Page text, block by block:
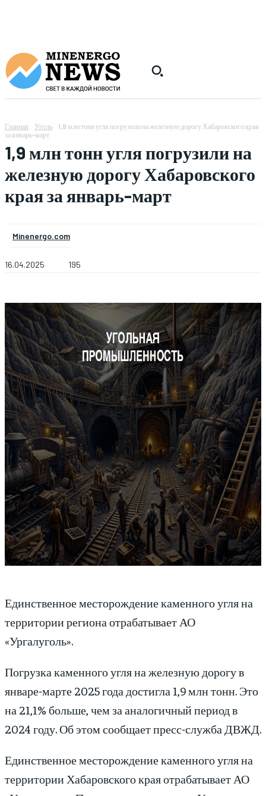
Главная Уголь
1,9 млн тонн угля погрузили на железную дорогу Хабаровского края
за январь-март
1,9 млн тонн угля погрузили на
железную дорогу Хабаровского
края за январь-март
Minenergo.com
16.04.2025 195
Единственное месторождение каменного угля на
территории региона отрабатывает АО
«Ургалуголь».
Погрузка каменного угля на железную дорогу в
январе-марте 2025 года достигла 1,9 млн тонн. Это
на 21,1% больше, чем за аналогичный период в
2024 году. Об этом сообщает пресс-служба ДВЖД.
Единственное месторождение каменного угля на
территории Хабаровского края отрабатывает АО